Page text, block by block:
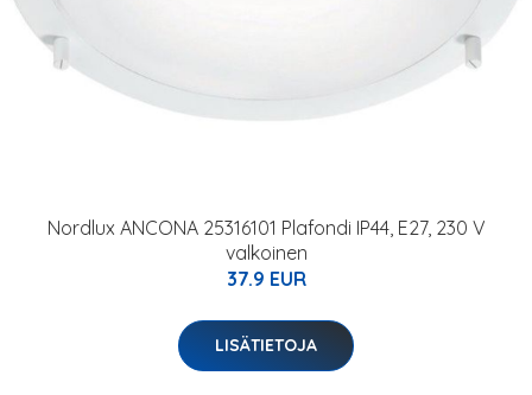
Nordlux ANCONA 25316101 Plafondi IP44, E27, 230 V
valkoinen
37.9 EUR
LISÄTIETOJA